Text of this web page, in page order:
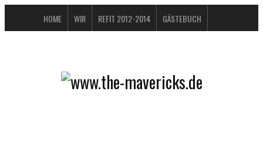
HOME WIR REFIT 2012-2014 GÄSTEBUCH
DATENSCHUTZERKLÄRUNG